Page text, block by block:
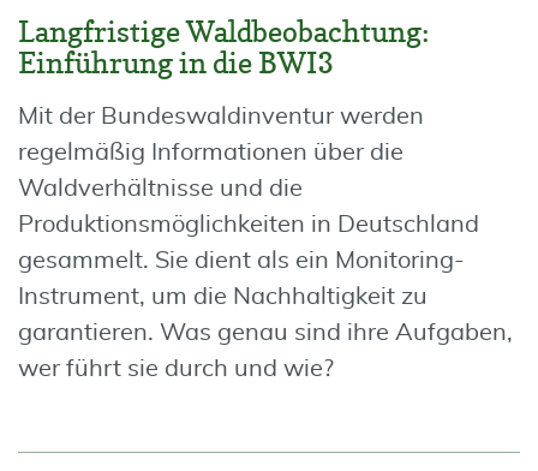
Langfristige Waldbeobachtung:
Einführung in die BWI3
Mit der Bundeswaldinventur werden
regelmäßig Informationen über die
Waldverhältnisse und die
Produktionsmöglichkeiten in Deutschland
gesammelt. Sie dient als ein Monitoring-
Instrument, um die Nachhaltigkeit zu
garantieren. Was genau sind ihre Aufgaben,
wer führt sie durch und wie?